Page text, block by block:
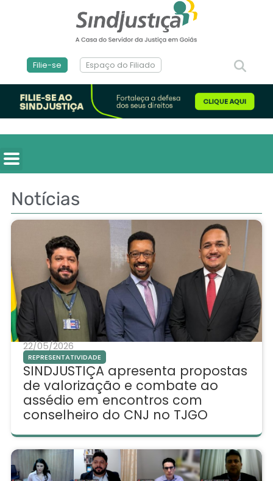
Filie-se Espaço do Filiado
Notícias
22/05/2026
REPRESENTATIVIDADE
SINDJUSTIÇA apresenta propostas
de valorização e combate ao
assédio em encontros com
conselheiro do CNJ no TJGO